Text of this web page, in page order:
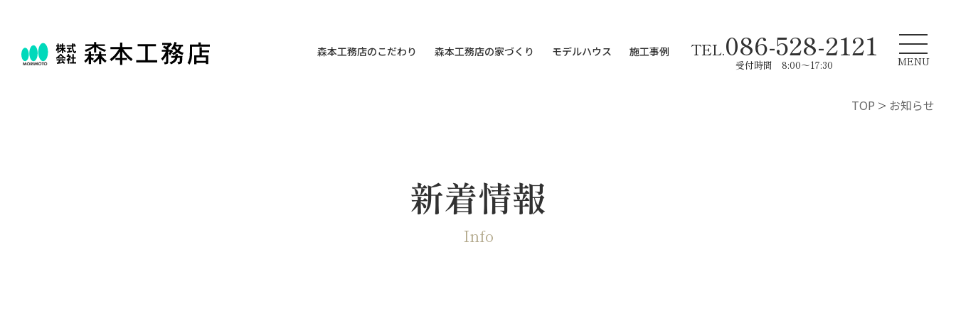
森本工務店のこだわり 森本工務店の家づくり モデルハウス 施工事例 TEL.086-528-2121
受付時間 8:00～17:30 MENU
TOP > お知らせ
新着情報
Info